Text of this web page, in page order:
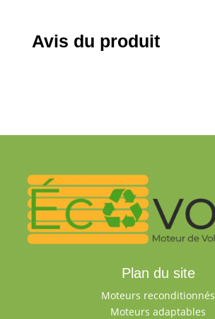
Avis du produit
Plan du site
Moteurs reconditionnés
Moteurs adaptables